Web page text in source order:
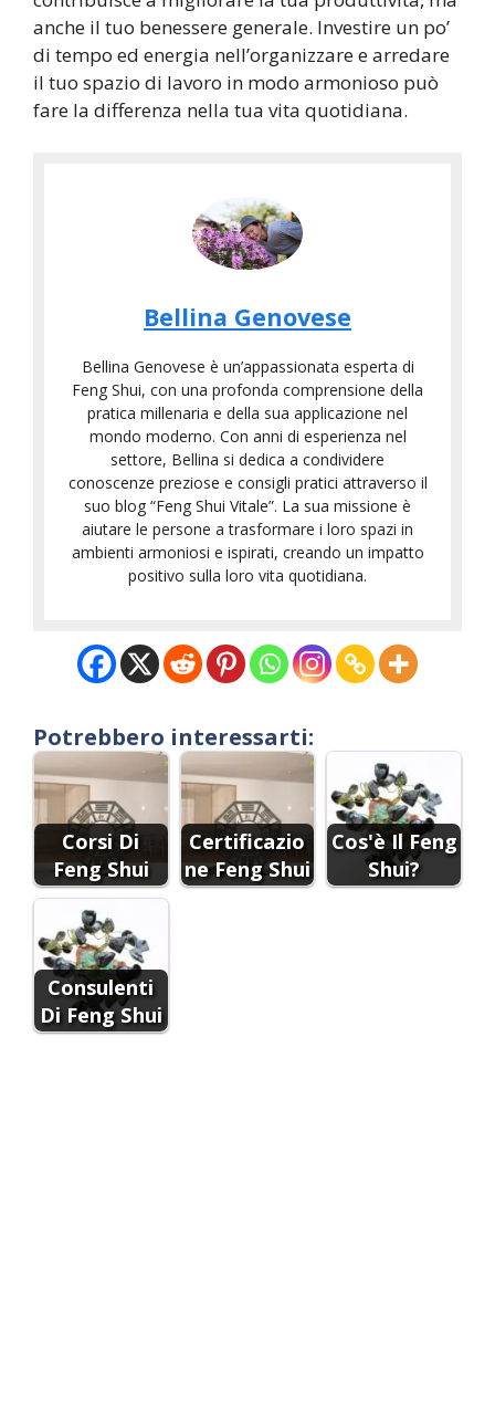
anche il tuo benessere generale. Investire un po’
di tempo ed energia nell’organizzare e arredare
il tuo spazio di lavoro in modo armonioso può
fare la differenza nella tua vita quotidiana.
Bellina Genovese
Bellina Genovese è un’appassionata esperta di
Feng Shui, con una profonda comprensione della
pratica millenaria e della sua applicazione nel
mondo moderno. Con anni di esperienza nel
settore, Bellina si dedica a condividere
conoscenze preziose e consigli pratici attraverso il
suo blog “Feng Shui Vitale”. La sua missione è
aiutare le persone a trasformare i loro spazi in
ambienti armoniosi e ispirati, creando un impatto
positivo sulla loro vita quotidiana.
Potrebbero interessarti:
Corsi Di
Feng Shui
Certificazio
ne Feng Shui
Cos'è Il Feng
Shui?
Consulenti
Di Feng Shui